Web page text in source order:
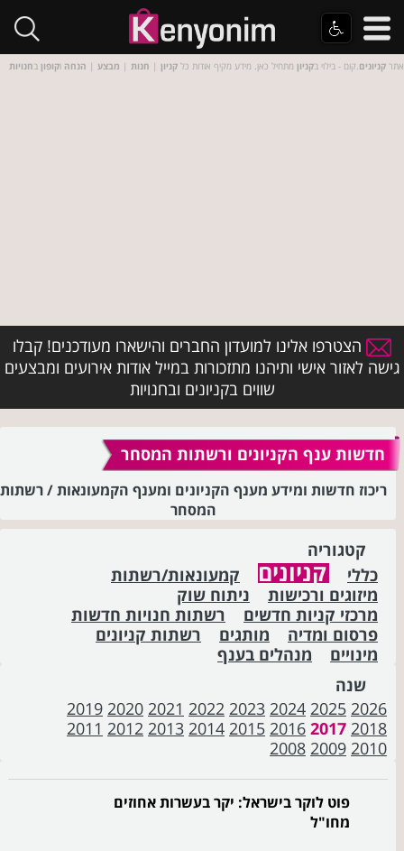
אתר קניונים.קום - בילוי בקניון מתחיל כאן. מידע מקיף אודות כל קניון | חנות | מבצע | הנחה וקופון בחנויות
הצטרפו אלינו למועדון החברים והישארו מעודכנים! קבלו
גישה לאזור אישי ותיהנו מתזכורות במייל אודות אירועים ומבצעים
שווים בקניונים ובחנויות
חדשות ענף הקניונים ורשתות המסחר
ריכוז חדשות ומידע מענף הקניונים ומענף הקמעונאות / רשתות
המסחר
קטגוריה
כללי
קניונים
קמעונאות/רשתות
מיזוגים ורכישות
ניתוח שוק
מרכזי קניות חדשים
רשתות חנויות חדשות
פרסום ומדיה
מותגים
רשתות קניונים
מינויים
מנהלים בענף
שנה
2026
2025
2024
2023
2022
2021
2020
2019
2018
2017
2016
2015
2014
2013
2012
2011
2010
2009
2008
פוט לוקר בישראל: יקר בעשרות אחוזים
מחו"ל